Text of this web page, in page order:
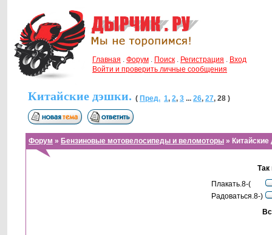
Главная . Форум . Поиск . Регистрация . Вход
Войти и проверить личные сообщения
Китайские дэшки. ( Пред. 1, 2, 3 ... 26, 27, 28 )
Форум » Бензиновые мотовелосипеды и веломоторы »
Так
Плакать.8-(
Радоваться.8-)